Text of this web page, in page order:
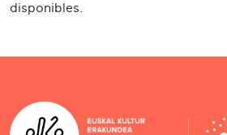
disponibles.